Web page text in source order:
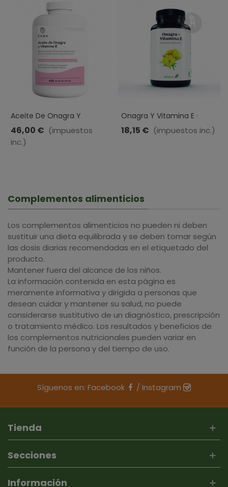
Aceite De Onagra Y
Vitamina · Herbora · 450
Perlas
46,00 € (impuestos
inc.)
Onagra Y Vitamina E ·
Ebers · 100 Perlas
18,15 € (impuestos inc.)
Complementos alimenticios
Los complementos alimenticios no pueden ni deben
sustituir una dieta equilibrada y se deben tomar según
las dosis diarias recomendadas en el etiquetado del
producto.
Mantener fuera del alcance de los niños.
La información contenida en esta página es
meramente informativa y dirigida a personas que
desean cuidar y mantener su salud, no puede
considerarse sustitutivo de un diagnóstico, prescripción
o tratamiento médico. Los resultados y beneficios de
los complementos nutricionales pueden variar en
función de la persona y del tiempo de uso.
Síguenos en: Facebook / Instagram
Tienda
Secciones
Información